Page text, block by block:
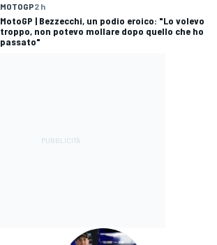
MOTOGP2 h
MotoGP | Bezzecchi, un podio eroico: "Lo volevo
troppo, non potevo mollare dopo quello che ho
passato"